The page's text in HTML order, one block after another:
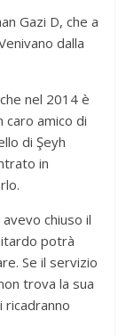
Gazi D, che a
dalla
nel 2014 è
caro amico di
di Şeyh
in
chiuso il
potrà
Se il servizio
trova la sua
ricadranno